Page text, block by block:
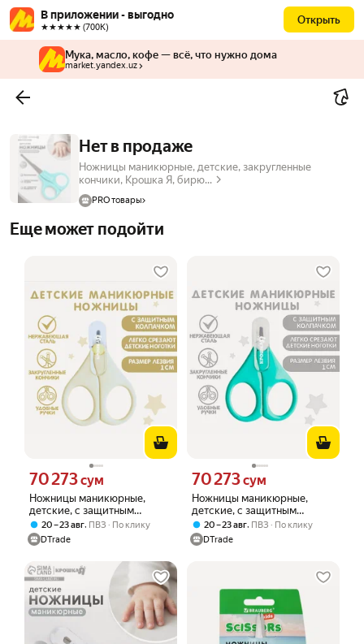
В приложении - выгодно
★★★★★ (700К)
Открыть
Мука, масло, кофе — всё, что нужно дома
market.yandex.uz
Нет в продаже
Ножницы маникюрные, детские, закругленные
кончики, Крошка Я, бирю...
PRO товары
Еще может подойти
Ножницы маникюрные,
детские, с защитным
колпачком, молочный
Цена 70273 сум вместо
70 273сум
20 – 23 авг, ПВЗ
По клику
DTrade
Ножницы маникюрные,
детские, с защитным
колпачком, бирюзовый
Цена 70273 сум вместо
70 273сум
20 – 23 авг, ПВЗ
По клику
DTrade